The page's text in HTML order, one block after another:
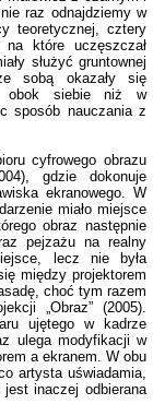
raz odnajdziemy w
teoretycznej, cztery
które uczęszczał
służyć gruntownej
sobą okazały się
obok siebie niż w
sposób nauczania z
cyfrowego obrazu
gdzie dokonuje
ekranowego. W
miało miejsce
obraz następnie
pejzażu na realny
lecz nie była
między projektorem
choć tym razem
„Obraz” (2005).
ujętego w kadrze
ulega modyfikacji w
a ekranem. W obu
artysta uświadamia,
inaczej odbierana